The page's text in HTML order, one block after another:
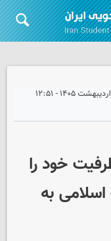
خود را
اسلامی به